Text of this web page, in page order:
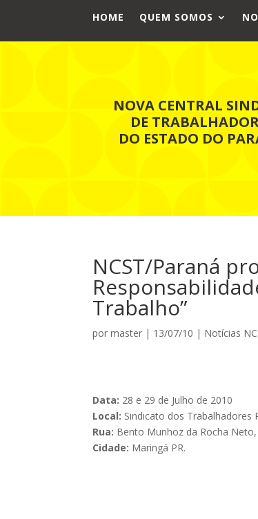
HOME QUEM SOMOS
NOVA CENTRAL
DE
DO ESTADO DO
NCST/Paraná
Trabalho”
pormaster | 13/07/10 | Notícias
Data: 28 e 29 de Julho de 2010
Local: Sindicato dos Trabalhadores
Rua: Bento Munhoz da Rocha Neto,
Cidade: Maringá PR.